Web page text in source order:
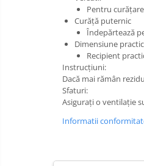
Pentru
Curăță puternic
Îndepărtează
Dimensiune
Recipient
Instrucțiuni:
Dacă mai rămân
Sfaturi:
Asigurați o ventilație
Informatii